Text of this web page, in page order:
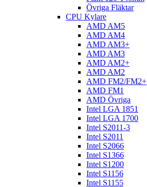
Övriga Fläktar
CPU Kylare
AMD AM5
AMD AM4
AMD AM3+
AMD AM3
AMD AM2+
AMD AM2
AMD FM2/FM2+
AMD FM1
AMD Övriga
Intel LGA 1851
Intel LGA 1700
Intel S2011-3
Intel S2011
Intel S2066
Intel S1366
Intel S1200
Intel S1156
Intel S1155